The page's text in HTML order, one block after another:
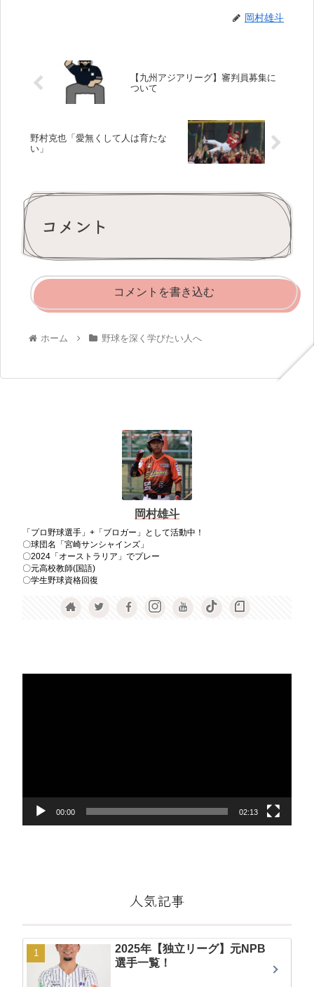
岡村雄斗
【九州アジアリーグ】審判員募集に
ついて
野村克也「愛無くして人は育たな
い」
コメント
コメントを書き込む
ホーム 野球を深く学びたい人へ
岡村雄斗
「プロ野球選手」+「ブロガー」として活動中！
〇球団名「宮崎サンシャインズ」
〇2024「オーストラリア」でプレー
〇元高校教師(国語)
〇学生野球資格回復
ー
00:00 02:13
人気記事
2025年【独立リーグ】元NPB
選手一覧！